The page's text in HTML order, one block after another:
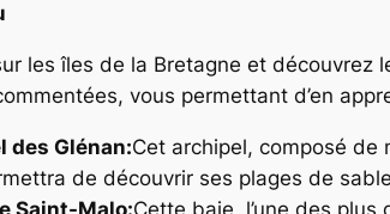
les îles de la Bretagne et
vous permettant d’en
des Glénan:Cet archipel, composé de
de découvrir ses plages de